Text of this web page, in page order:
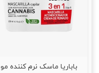
باباریا ماسک نرم کننده مو